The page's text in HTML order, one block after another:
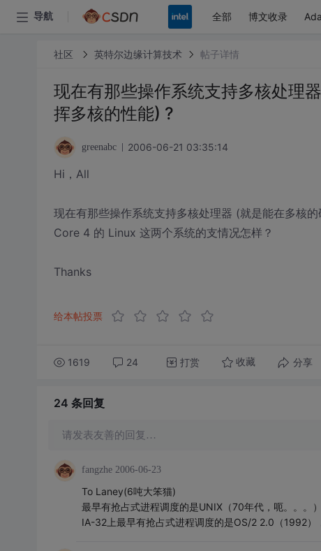
导航 全部 博文收录
社区 英特尔边缘计算技术 帖子详情
现在有那些操作系统支持多核处理
挥多核的性能) ?
greenabc 2006-06-21 03:35:14
Hi，All
现在有那些操作系统支持多核处理器 (就是能在多核
Core 4 的 Linux 这两个系统的支情况怎样？
Thanks
给本帖投票
1619 24 打赏 收藏 分享
24 条回复
请发表友善的回复…
fangzhe 2006-06-23
To Laney(6吨大笨猫)
最早有抢占式进程调度的是UNIX（70年代，呃。。。）
IA-32上最早有抢占式进程调度的是OS/2 2.0（1992